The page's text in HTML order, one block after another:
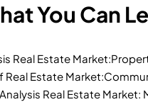
You Can
Real Estate
Real Estate
Real Estate